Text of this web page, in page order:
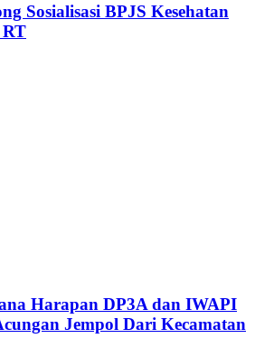
Sosialisasi BPJS Kesehatan
Harapan DP3A dan IWAPI
Jempol Dari Kecamatan